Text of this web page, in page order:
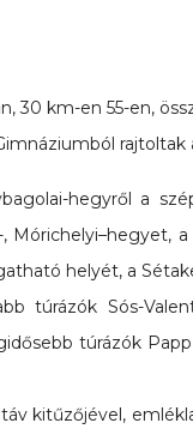
30 km-en 55-en,
rajtoltak
hegyről a
Mórichelyi–hegyet,
helyét, a
túrázók Sós-
túrázók
kitűzőjével,